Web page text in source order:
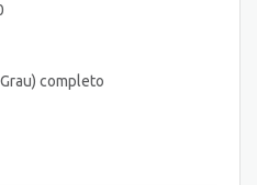
completo